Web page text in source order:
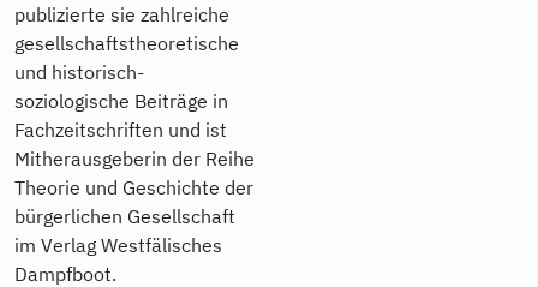
publizierte sie zahlreiche
gesellschaftstheoretische
und historisch-
soziologische Beiträge in
Fachzeitschriften und ist
Mitherausgeberin der Reihe
Theorie und Geschichte der
bürgerlichen Gesellschaft
im Verlag Westfälisches
Dampfboot.